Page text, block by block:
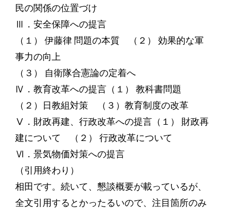
民の関係の位置づけ
Ⅲ．安全保障への提言
（１） 伊藤律 問題の本質 （２） 効果的な軍
事力の向上
（３） 自衛隊合憲論の定着へ
Ⅳ．教育改革への提言（１） 教科書問題
（２）日教組対策 （３）教育制度の改革
Ⅴ．財政再建、行政改革への提言（１） 財政再
建について （２） 行政改革について
Ⅵ．景気物価対策への提言
（引用終わり）
相田です。続いて、懇談概要が載っているが、
全文引用するとかったるいので、注目箇所のみ